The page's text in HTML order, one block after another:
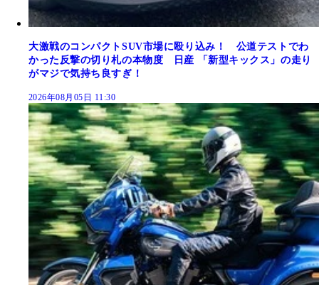
大激戦のコンパクトSUV市場に殴り込み！ 公道テストでわ
かった反撃の切り札の本物度 日産 「新型キックス」の走り
がマジで気持ち良すぎ！
2026年08月05日 11:30